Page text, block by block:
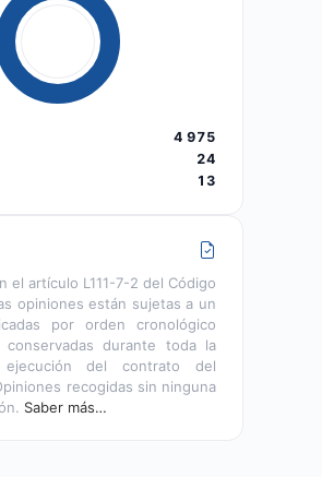
4 975
24
13
el artículo L111-7-2 del Código
opiniones están sujetas a un
por orden cronológico
durante toda la
del contrato del
recogidas sin ninguna
Saber más…